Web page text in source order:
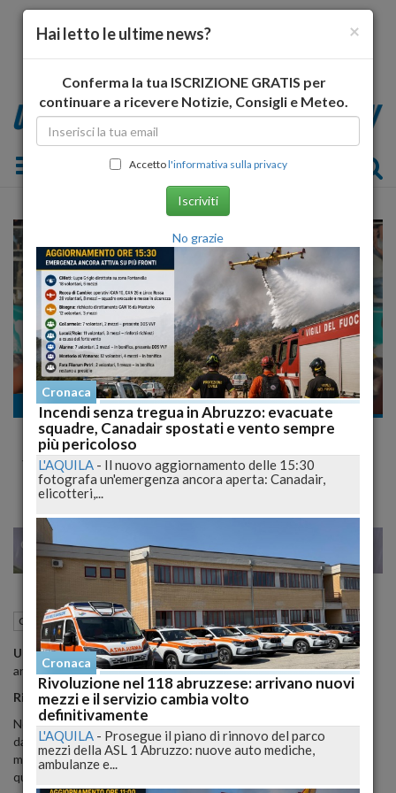
Toggle navigation
Cronaca nazionale
L'Aquila Rugby: esordio trionfale
schiacciati i Crociati
MILANO 22
Cronaca nazionale L'Aquila (AQ) 08 Ottobre 2011 18:51
Un inizio perfetto. Neroverdi giovani, grintosi, precisi e, cosa
ancora più importante, vittoriosi.
Risultato finale: L’Aquila Rugby 17 Bancamonte Crociati 15.
Non si poteva iniziare meglio di così. Una squadra che lotta
dall’inizio alla fine, contanti giovani in campoche affrontano il
match con la grinta giusta. Una touche perfetta. Conquistiamo
quasi tutti i nostri palloni dalle rimesse e organizziamo
×
Hai letto le ultime news?
Conferma la tua ISCRIZIONE GRATIS per
continuare a ricevere Notizie, Consigli e Meteo.
Accettol'informativa sulla privacy
Iscriviti
No grazie
Cronaca
Incendi senza tregua in Abruzzo: evacuate
squadre, Canadair spostati e vento sempre
più pericoloso
L'AQUILA - Il nuovo aggiornamento delle 15:30
fotografa un'emergenza ancora aperta: Canadair,
elicotteri,...
Cronaca
Rivoluzione nel 118 abruzzese: arrivano nuovi
mezzi e il servizio cambia volto
definitivamente
L'AQUILA - Prosegue il piano di rinnovo del parco
mezzi della ASL 1 Abruzzo: nuove auto mediche,
ambulanze e...